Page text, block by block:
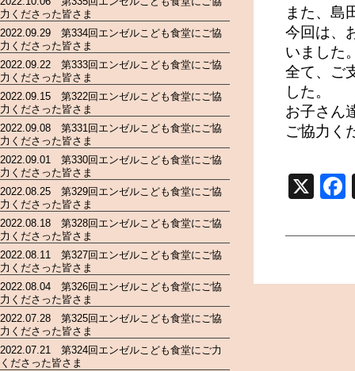
また、島
今回は、
いました
全て、ご
した。
お子さん
ご協力く
X
力くださった皆さま
2022.09.29 第334回エンゼルこども食堂にご協
力くださった皆さま
2022.09.22 第333回エンゼルこども食堂にご協
力くださった皆さま
2022.09.15 第322回エンゼルこども食堂にご協
力くださった皆さま
2022.09.08 第331回エンゼルこども食堂にご協
力くださった皆さま
2022.09.01 第330回エンゼルこども食堂にご協
力くださった皆さま
2022.08.25 第329回エンゼルこども食堂にご協
力くださった皆さま
2022.08.18 第328回エンゼルこども食堂にご協
力くださった皆さま
2022.08.11 第327回エンゼルこども食堂にご協
力くださった皆さま
2022.08.04 第326回エンゼルこども食堂にご協
力くださった皆さま
2022.07.28 第325回エンゼルこども食堂にご協
力くださった皆さま
2022.07.21 第324回エンゼルこども食堂にご力
くださった皆さま